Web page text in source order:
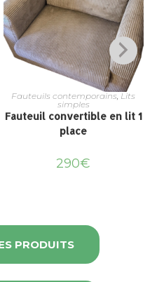
Fauteuils contemporains, Lits
simples
Fauteuil convertible en lit 1
place
290€
PRODUITS